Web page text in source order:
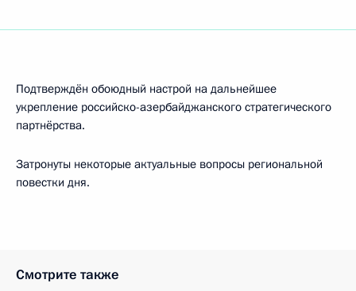
Подтверждён обоюдный настрой на дальнейшее
укрепление российско-азербайджанского стратегического
партнёрства.
Затронуты некоторые актуальные вопросы региональной
повестки дня.
Смотрите также